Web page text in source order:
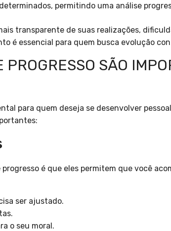
permitindo uma análise
transparente de suas realizações,
é essencial para quem busca evolução
PROGRESSO SÃO
para quem deseja se desenvolver
é que eles permitem que você
ser ajustado.
o seu moral.